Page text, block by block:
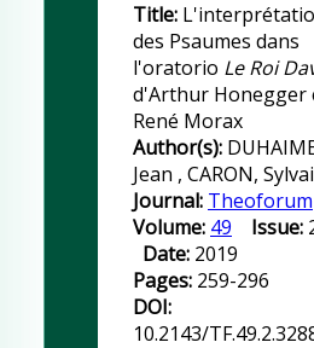
Title:
des Psaumes dans
l'oratorio Le Roi
d'Arthur Honegger
René Morax
Author(s):
Jean , CARON,
Journal: Theoforum
Volume: 49 Issue:
Date: 2019
Pages: 259-296
DOI:
10.2143/